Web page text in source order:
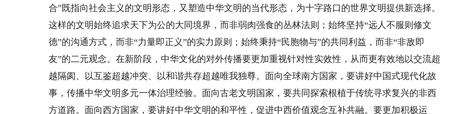
合”既指向社会主义的文明形态，又塑造中华文明的当代形态，为十字路口的世界文明提供新选择。
这样的文明始终追求天下为公的大同境界，而非弱肉强食的丛林法则；始终坚持“远人不服则修文
德”的沟通方式，而非“力量即正义”的实力原则；始终秉持“民胞物与”的共同利益，而非“非敌即
友”的二元观念。在新阶段，中华文化的对外传播要更加重视针对性实效性，从而更有效地以交流超
越隔阂、以互鉴超越冲突、以和谐共存超越唯我独尊。面向全球南方国家，要讲好中国式现代化故
事，传播中华文明多元一体治理经验。面向古老文明国家，要共同探索根植于传统寻求复兴的非西
方道路。面向西方国家，要讲好中华文明的和平性，促进中西价值观念互补共融。要更加积极运